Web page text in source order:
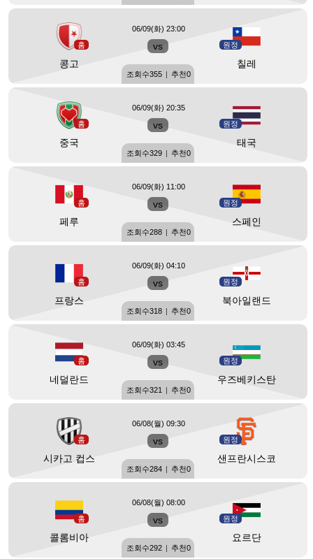
홈
콩고
vs 원정
칠레
06/09(화) 23:00
조회수355 | 추천0
홈
중국
vs 원정
태국
06/09(화) 20:35
조회수329 | 추천0
홈
페루
vs 원정
스페인
06/09(화) 11:00
조회수288 | 추천0
홈
프랑스
vs 원정
북아일랜드
06/09(화) 04:10
조회수318 | 추천0
홈
네덜란드
vs 원정
우즈베키스탄
06/09(화) 03:45
조회수321 | 추천0
홈
시카고 컵스
vs 원정
샌프란시스코
06/08(월) 09:30
조회수284 | 추천0
홈
콜롬비아
vs 원정
요르단
06/08(월) 08:00
조회수292 | 추천0